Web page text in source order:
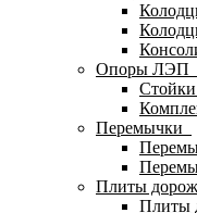
Опоры ЛЭП
Перемычки
Плиты
Плиты